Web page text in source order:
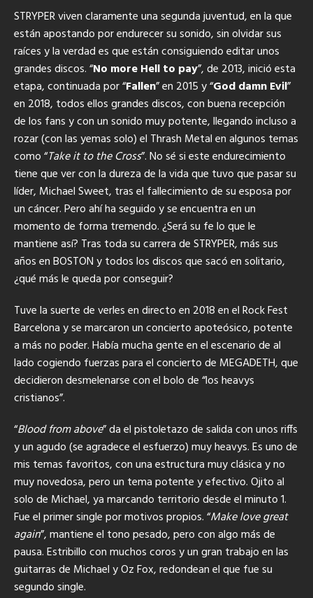
STRYPER viven claramente una segunda juventud, en la que
están apostando por endurecer su sonido, sin olvidar sus
raíces y la verdad es que están consiguiendo editar unos
grandes discos. “No more Hell to pay”, de 2013, inició esta
etapa, continuada por “Fallen” en 2015 y “God damn Evil”
en 2018, todos ellos grandes discos, con buena recepción
de los fans y con un sonido muy potente, llegando incluso a
rozar (con las yemas solo) el Thrash Metal en algunos temas
como “Take it to the Cross”. No sé si este endurecimiento
tiene que ver con la dureza de la vida que tuvo que pasar su
líder, Michael Sweet, tras el fallecimiento de su esposa por
un cáncer. Pero ahí ha seguido y se encuentra en un
momento de forma tremendo. ¿Será su fe lo que le
mantiene así? Tras toda su carrera de STRYPER, más sus
años en BOSTON y todos los discos que sacó en solitario,
¿qué más le queda por conseguir?
Tuve la suerte de verles en directo en 2018 en el Rock Fest
Barcelona y se marcaron un concierto apoteósico, potente
a más no poder. Había mucha gente en el escenario de al
lado cogiendo fuerzas para el concierto de MEGADETH, que
decidieron desmelenarse con el bolo de “los heavys
cristianos”.
“Blood from above” da el pistoletazo de salida con unos riffs
y un agudo (se agradece el esfuerzo) muy heavys. Es uno de
mis temas favoritos, con una estructura muy clásica y no
muy novedosa, pero un tema potente y efectivo. Ojito al
solo de Michael, ya marcando territorio desde el minuto 1.
Fue el primer single por motivos propios. “Make love great
again”, mantiene el tono pesado, pero con algo más de
pausa. Estribillo con muchos coros y un gran trabajo en las
guitarras de Michael y Oz Fox, redondean el que fue su
segundo single.